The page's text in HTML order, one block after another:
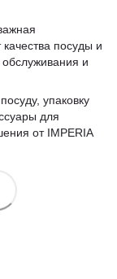
посуды и
обслуживания и
упаковку
для
от IMPERIA